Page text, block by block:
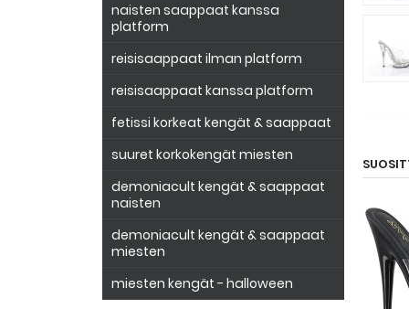
naisten saappaat kanssa
platform
reisisaappaat ilman platform
reisisaappaat kanssa platform
fetissi korkeat kengät & saappaat
suuret korkokengät miesten
demoniacult kengät & saappaat
naisten
demoniacult kengät & saappaat
miesten
miesten kengät - halloween